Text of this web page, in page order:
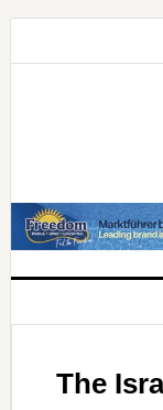
The